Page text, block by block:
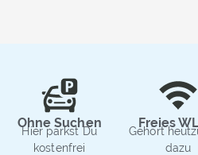
Ohne Suchen
Hier parkst Du
kostenfrei
Freies
Gehört
dazu